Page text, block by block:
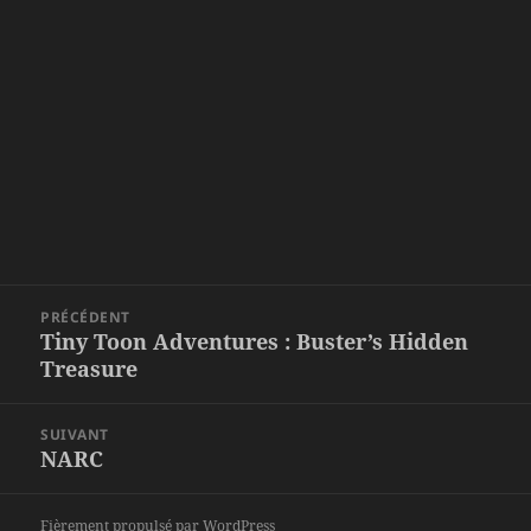
l’article
PRÉCÉDENT
Article
précédent :
Tiny Toon Adventures : Buster’s Hidden
Treasure
SUIVANT
Article
NARC
Fièrement propulsé par WordPress